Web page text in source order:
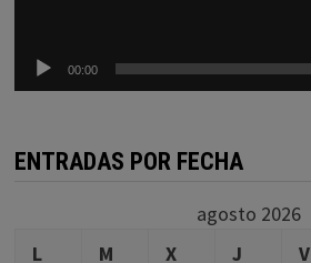
00:00
ENTRADAS POR FECHA
agosto 2026
L
M X J V